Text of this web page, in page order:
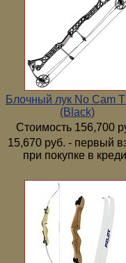
Блочный лук No Cam
(Black)
Стоимость 156,700
15,670 руб. - первый
при покупке в